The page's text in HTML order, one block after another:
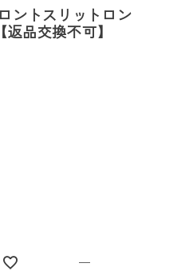
ントスリットロン
品交換不可】
—